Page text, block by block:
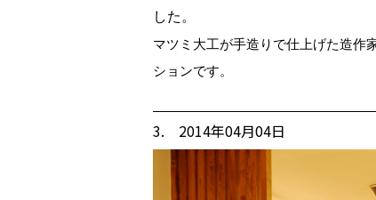
した。
マツミ大工が手造りで仕上げた造作
ションです。
3. 2014年04月04日